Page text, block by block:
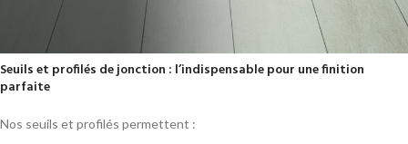
SEUILS
Découvrez notre gamme complète de
Seuils et profilés de jonction : l’indispensable pour une finition
parfaite
Nos seuils et profilés permettent :